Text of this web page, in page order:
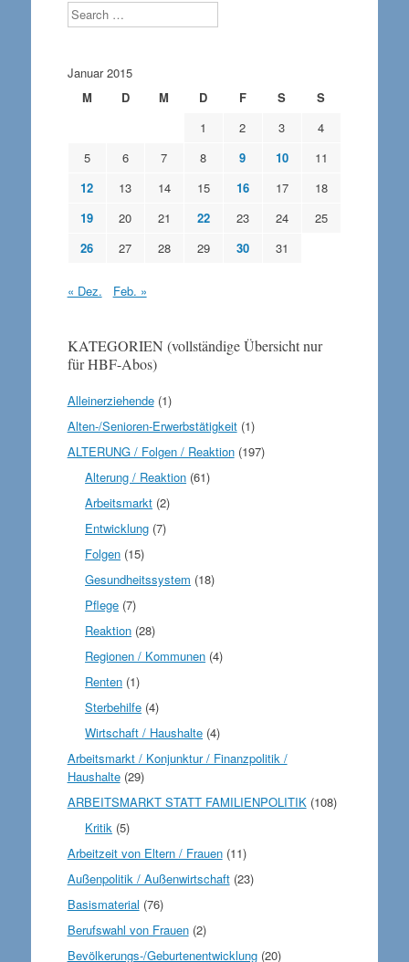
Search
Januar 2015
M
D M D F S
S
1
2 3
4
5
6 7 8 9 10
11
12
13 14 15 16 17
18
19
20 21 22 23 24
25
26
27 28 29 30 31
« Dez. Feb. »
KATEGORIEN (vollständige Übersicht nur
für HBF-Abos)
Alleinerziehende(1)
Alten-/Senioren-Erwerbstätigkeit(1)
ALTERUNG / Folgen / Reaktion(197)
Alterung / Reaktion (61)
Arbeitsmarkt (2)
Entwicklung (7)
Folgen (15)
Gesundheitssystem (18)
Pflege (7)
Reaktion (28)
Regionen / Kommunen (4)
Renten (1)
Sterbehilfe (4)
Wirtschaft / Haushalte (4)
Arbeitsmarkt / Konjunktur / Finanzpolitik /
Haushalte(29)
ARBEITSMARKT STATT FAMILIENPOLITIK(108)
Kritik (5)
Arbeitzeit von Eltern / Frauen(11)
Außenpolitik / Außenwirtschaft(23)
Basismaterial (76)
Berufswahl von Frauen(2)
Bevölkerungs-/Geburtenentwicklung(20)